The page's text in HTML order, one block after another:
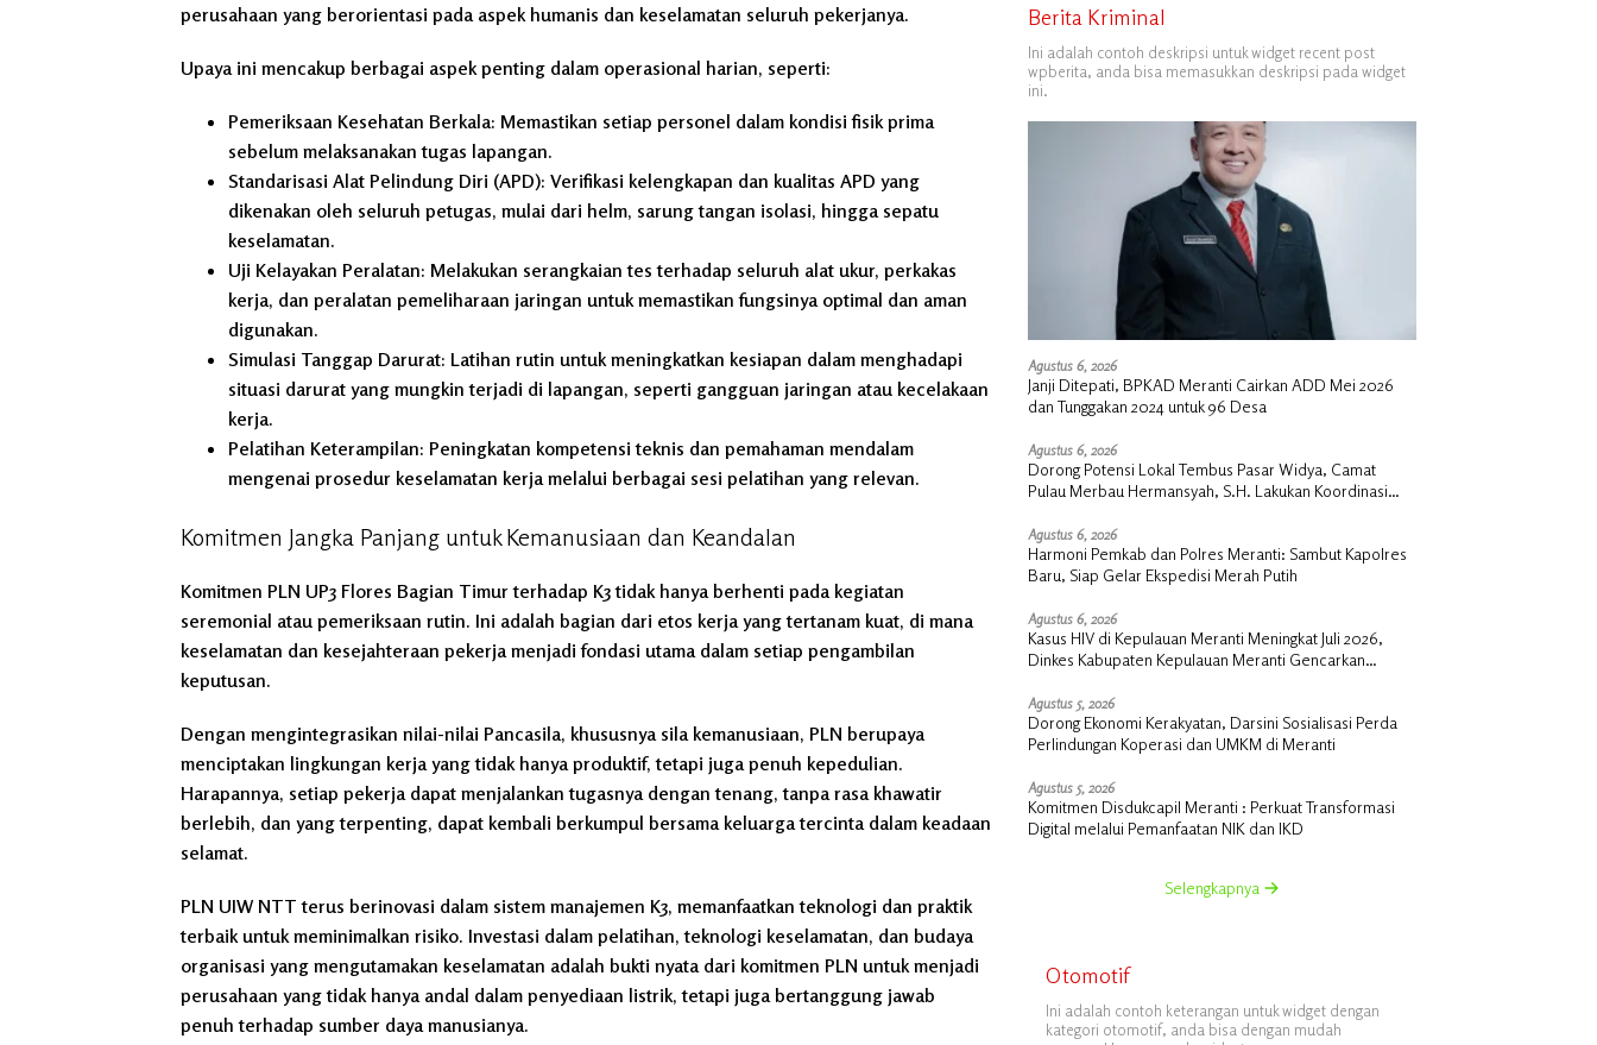
perusahaan yang berorientasi pada aspek humanis dan keselamatan seluruh pekerjanya.
Upaya ini mencakup berbagai aspek penting dalam operasional harian, seperti:
Pemeriksaan Kesehatan Berkala: Memastikan setiap personel dalam kondisi fisik prima
sebelum melaksanakan tugas lapangan.
Standarisasi Alat Pelindung Diri (APD): Verifikasi kelengkapan dan kualitas APD yang
dikenakan oleh seluruh petugas, mulai dari helm, sarung tangan isolasi, hingga sepatu
keselamatan.
Uji Kelayakan Peralatan: Melakukan serangkaian tes terhadap seluruh alat ukur, perkakas
kerja, dan peralatan pemeliharaan jaringan untuk memastikan fungsinya optimal dan aman
digunakan.
Simulasi Tanggap Darurat: Latihan rutin untuk meningkatkan kesiapan dalam menghadapi
situasi darurat yang mungkin terjadi di lapangan, seperti gangguan jaringan atau kecelakaan
kerja.
Pelatihan Keterampilan: Peningkatan kompetensi teknis dan pemahaman mendalam
mengenai prosedur keselamatan kerja melalui berbagai sesi pelatihan yang relevan.
Komitmen Jangka Panjang untuk Kemanusiaan dan Keandalan
Komitmen PLN UP3 Flores Bagian Timur terhadap K3 tidak hanya berhenti pada kegiatan
seremonial atau pemeriksaan rutin. Ini adalah bagian dari etos kerja yang tertanam kuat, di mana
keselamatan dan kesejahteraan pekerja menjadi fondasi utama dalam setiap pengambilan
keputusan.
Dengan mengintegrasikan nilai-nilai Pancasila, khususnya sila kemanusiaan, PLN berupaya
menciptakan lingkungan kerja yang tidak hanya produktif, tetapi juga penuh kepedulian.
Harapannya, setiap pekerja dapat menjalankan tugasnya dengan tenang, tanpa rasa khawatir
berlebih, dan yang terpenting, dapat kembali berkumpul bersama keluarga tercinta dalam keadaan
selamat.
PLN UIW NTT terus berinovasi dalam sistem manajemen K3, memanfaatkan teknologi dan praktik
terbaik untuk meminimalkan risiko. Investasi dalam pelatihan, teknologi keselamatan, dan budaya
organisasi yang mengutamakan keselamatan adalah bukti nyata dari komitmen PLN untuk menjadi
perusahaan yang tidak hanya andal dalam penyediaan listrik, tetapi juga bertanggung jawab
penuh terhadap sumber daya manusianya.
Berita Kriminal
Ini adalah contoh deskripsi untuk widget recent post
wpberita, anda bisa memasukkan deskripsi pada widget
ini.
Agustus 6, 2026
Janji Ditepati, BPKAD Meranti Cairkan ADD Mei 2026
dan Tunggakan 2024 untuk 96 Desa
Agustus 6, 2026
Dorong Potensi Lokal Tembus Pasar Widya, Camat
Pulau Merbau Hermansyah, S.H. Lakukan Koordinasi
Agustus 6, 2026
Harmoni Pemkab dan Polres Meranti: Sambut Kapolres
Baru, Siap Gelar Ekspedisi Merah Putih
Agustus 6, 2026
Kasus HIV di Kepulauan Meranti Meningkat Juli 2026,
Dinkes Kabupaten Kepulauan Meranti Gencarkan
Agustus 5, 2026
Dorong Ekonomi Kerakyatan, Darsini Sosialisasi Perda
Perlindungan Koperasi dan UMKM di Meranti
Agustus 5, 2026
Komitmen Disdukcapil Meranti : Perkuat Transformasi
Digital melalui Pemanfaatan NIK dan IKD
Selengkapnya
Otomotif
Ini adalah contoh keterangan untuk widget dengan
kategori otomotif, anda bisa dengan mudah